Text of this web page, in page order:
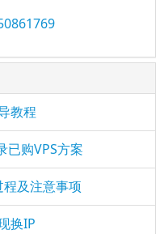
教程
已购VPS方案
及注意事项
换IP